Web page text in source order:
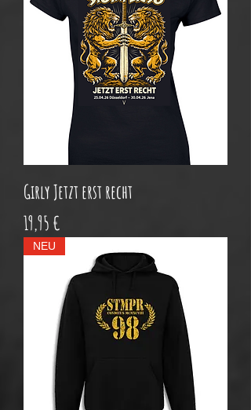
Girly Jetzt erst recht
Preis
19,95 €
NEU